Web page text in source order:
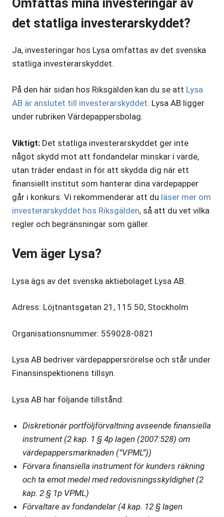
det statliga investerarskyddet?
Ja, investeringar hos Lysa omfattas av det svenska
statliga investerarskyddet.
På den här sidan hos Riksgälden kan du se att Lysa
AB är anslutet till investerarskyddet. Lysa AB ligger
under rubriken Värdepappersbolag.
Viktigt: Det statliga investerarskyddet ger inte
något skydd mot att fondandelar minskar i värde,
utan träder endast in för att skydda dig när ett
finansiellt institut som hanterar dina värdepapper
går i konkurs. Vi rekommenderar att du läser mer om
investerarskyddet hos Riksgälden, så att du vet vilka
regler och begränsningar som gäller.
Vem äger Lysa?
Lysa ägs av det svenska aktiebolaget Lysa AB.
Adress: Löjtnantsgatan 21, 115 50, Stockholm
Organisationsnummer: 559028-0821
Lysa AB bedriver värdepappersrörelse och står under
Finansinspektionens tillsyn.
Lysa AB har följande tillstånd:
Diskretionär portföljförvaltning avseende finansiella
instrument (2 kap. 1 § 4p lagen (2007:528) om
värdepappersmarknaden (”VPML”))
Förvara finansiella instrument för kunders räkning
och ta emot medel med redovisningsskyldighet (2
kap. 2 § 1p VPML)
Förvaltare av fondandelar (4 kap. 12 § lagen